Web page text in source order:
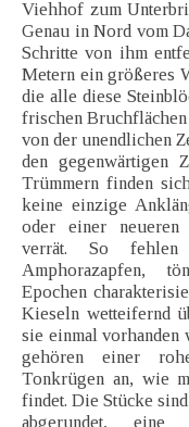
Viehhof zum
Genau in Nord vom
Schritte von ihm
Metern ein größeres
die alle diese
frischen
von der unendlichen
den gegenwärtigen
Trümmern finden
keine einzige
oder einer neueren
verrät. So fehlen
Amphorazapfen,
Epochen
Kieseln wetteifernd
sie einmal vorhanden
gehören einer
Tonkrügen an, wie
findet. Die Stücke
abgerundet,